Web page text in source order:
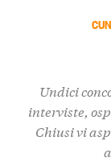
Undici
interviste,
Chiusi vi